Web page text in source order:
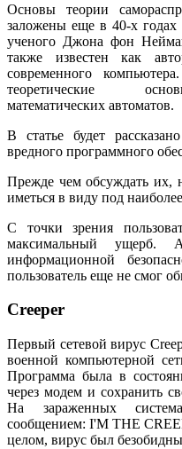
Основы теории
заложены еще в 40-х
ученого Джона фон
также известен как
современного
теоретические
математических автоматов.
В статье будет
вредного программного
Прежде чем обсуждать их,
иметься в виду под
С точки зрения
максимальный
информационной
пользователь еще не смог
Creeper
Первый сетевой вирус
военной компьютерной
Программа была в
через модем и сохранить
На зараженных
сообщением: I'M THE
целом, вирус был